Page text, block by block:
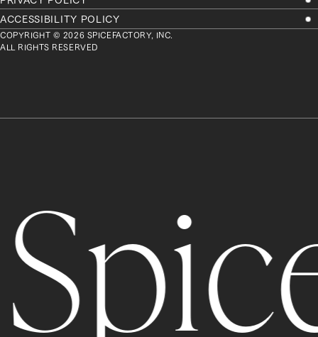
ACCESSIBILITY POLICY
COPYRIGHT © 2026 SPICEFACTORY, INC.
ALL RIGHTS RESERVED